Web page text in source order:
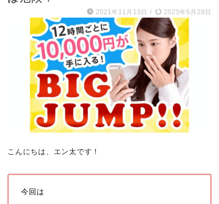
2021年11月13日 / 2023年5月29日
こんにちは、エン太です！
今回は